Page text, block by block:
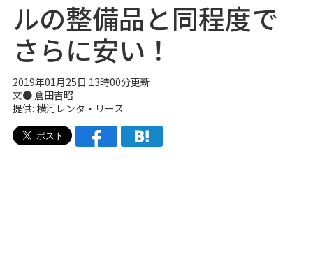
ルの整備品と同程度で
さらに安い！
2019年01月25日 13時00分更新
文● 倉田吉昭
提供: 横河レンタ・リース